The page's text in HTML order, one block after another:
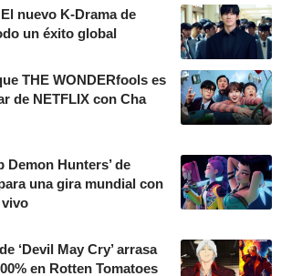
nuevo K-Drama de
un éxito global
THE WONDERfools es
de NETFLIX con Cha
Demon Hunters’ de
una gira mundial con
vivo
‘Devil May Cry’ arrasa
en Rotten Tomatoes